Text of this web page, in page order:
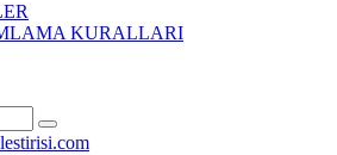
KURALLARI